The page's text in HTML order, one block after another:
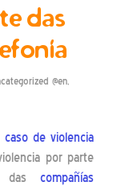
das
@en,
caso de violencia
por parte
dascompañías